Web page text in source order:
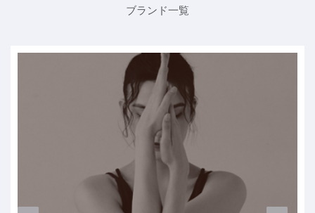
ブランド一覧
REAL STONE
リアルストーン
あなたのキレイをアシストする
心身ともにキレイになっていくプロセスが嬉し
い